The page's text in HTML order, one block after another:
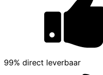
99% direct leverbaar